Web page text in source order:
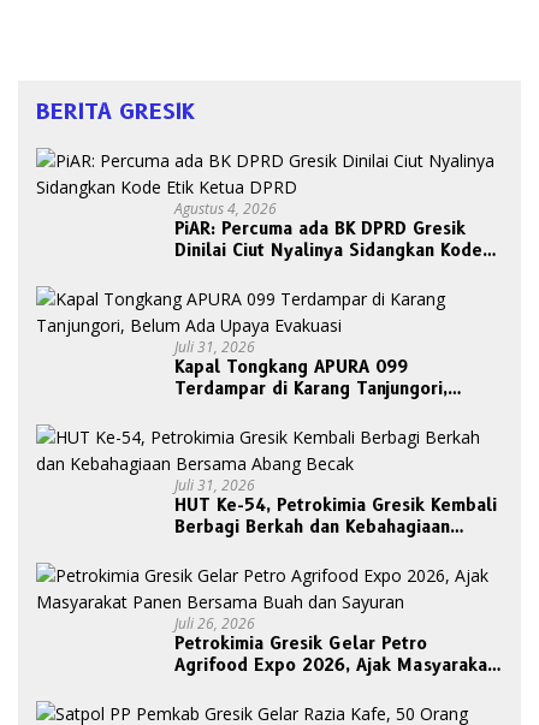
BERITA GRESIK
Agustus 4, 2026
PiAR: Percuma ada BK DPRD Gresik
Dinilai Ciut Nyalinya Sidangkan Kode
Juli 31, 2026
Kapal Tongkang APURA 099
Terdampar di Karang Tanjungori,
Juli 31, 2026
HUT Ke-54, Petrokimia Gresik Kembali
Berbagi Berkah dan Kebahagiaan
Juli 26, 2026
Petrokimia Gresik Gelar Petro
Agrifood Expo 2026, Ajak Masyarakat